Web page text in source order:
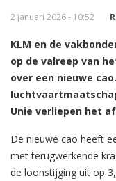
2 januari 2026 - 10:52
KLM en de
op de valreep van
over een nieuwe
Unie verliepen het
De nieuwe cao heeft
met terugwerkende
de loonstijging uit op